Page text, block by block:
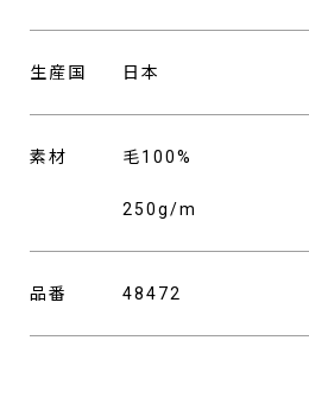
生産国 日本
素材 毛100%
250g/m
品番 48472